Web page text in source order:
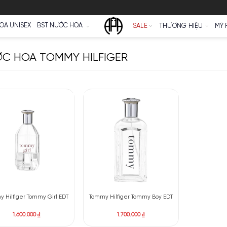
BST NƯỚC HOA SALE